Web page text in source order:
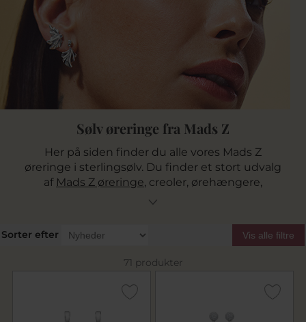
Sølv øreringe fra Mads Z
Her på siden finder du alle vores Mads Z
øreringe i sterlingsølv. Du finder et stort udvalg
af Mads Z øreringe, creoler, ørehængere,
ørestikkere og øresmykker. Vi tilbyder gratis
Sorter efter Vis alle filtre
71 produkter